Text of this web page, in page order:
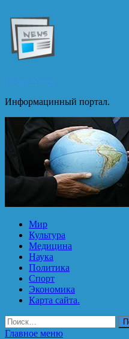
содержимому
Информацинный портал.
Мир
Культура
Медицина
Наука
Политика
Спорт
Экономика
Карта сайта.
Найти:
Главное меню